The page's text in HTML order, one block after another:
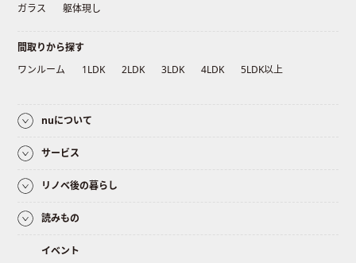
ガラス
躯体現し
間取りから探す
ワンルーム
1LDK 2LDK 3LDK 4LDK 5LDK以上
nuについて
サービス
リノベ後の暮らし
読みもの
イベント